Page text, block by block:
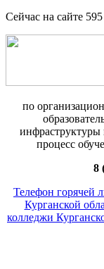
Сейчас на сайте
по
процесс
8
Телефон горячей
Курганской
колледжи